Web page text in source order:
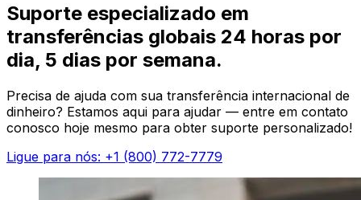
Suporte especializado em
transferências globais 24 horas por
dia, 5 dias por semana.
Precisa de ajuda com sua transferência internacional de
dinheiro? Estamos aqui para ajudar — entre em contato
conosco hoje mesmo para obter suporte personalizado!
Ligue para nós: +1 (800) 772-7779